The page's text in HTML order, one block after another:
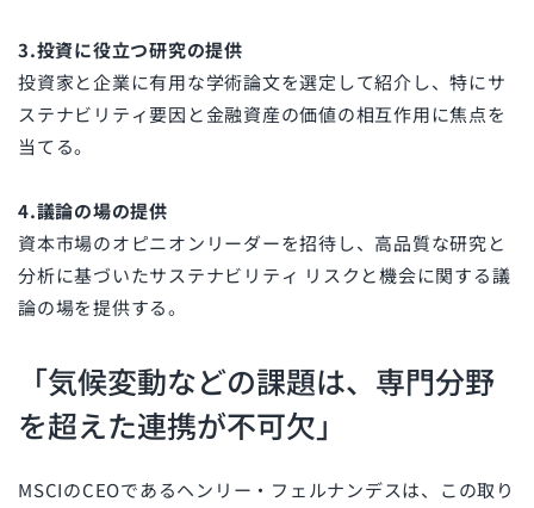
3.投資に役立つ研究の提供
投資家と企業に有用な学術論文を選定して紹介し、特にサ
ステナビリティ要因と金融資産の価値の相互作用に焦点を
当てる。
4.議論の場の提供
資本市場のオピニオンリーダーを招待し、高品質な研究と
分析に基づいたサステナビリティ リスクと機会に関する議
論の場を提供する。
「気候変動などの課題は、専門分野
を超えた連携が不可欠」
MSCIのCEOであるヘンリー・フェルナンデスは、この取り